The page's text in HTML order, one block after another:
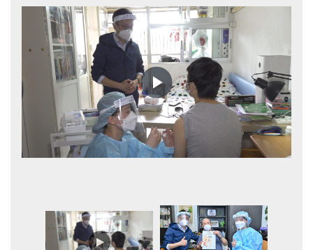
Play
Video